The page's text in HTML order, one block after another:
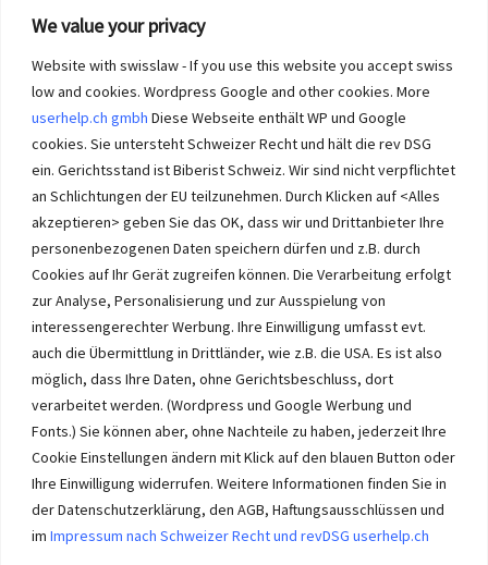
We value your privacy
Website with swisslaw - If you use this website you accept swiss
low and cookies. Wordpress Google and other cookies. More
userhelp.ch gmbh Diese Webseite enthält WP und Google
cookies. Sie untersteht Schweizer Recht und hält die rev DSG
ein. Gerichtsstand ist Biberist Schweiz. Wir sind nicht verpflichtet
an Schlichtungen der EU teilzunehmen. Durch Klicken auf <Alles
akzeptieren> geben Sie das OK, dass wir und Drittanbieter Ihre
personenbezogenen Daten speichern dürfen und z.B. durch
Cookies auf Ihr Gerät zugreifen können. Die Verarbeitung erfolgt
zur Analyse, Personalisierung und zur Ausspielung von
interessengerechter Werbung. Ihre Einwilligung umfasst evt.
auch die Übermittlung in Drittländer, wie z.B. die USA. Es ist also
möglich, dass Ihre Daten, ohne Gerichtsbeschluss, dort
verarbeitet werden. (Wordpress und Google Werbung und
Fonts.) Sie können aber, ohne Nachteile zu haben, jederzeit Ihre
Cookie Einstellungen ändern mit Klick auf den blauen Button oder
Ihre Einwilligung widerrufen. Weitere Informationen finden Sie in
der Datenschutzerklärung, den AGB, Haftungsausschlüssen und
im Impressum nach Schweizer Recht und revDSG userhelp.ch
Immobilien im Wasseramt haben bei Immobilie-Solothurn.ch
Vorrang und die besten Konditionen beim Verkauf. Kein Immobilien
Verkauf im Wasseramt ohne unsere Offerte. Bei uns wählen Sie,
Immobilien selber verkaufen mit unserer Beratung? Auch das geht!
Immobilie Solothurn-immo-chWasseramt.ch Impressum
Impressum userhelp.ch Biberist